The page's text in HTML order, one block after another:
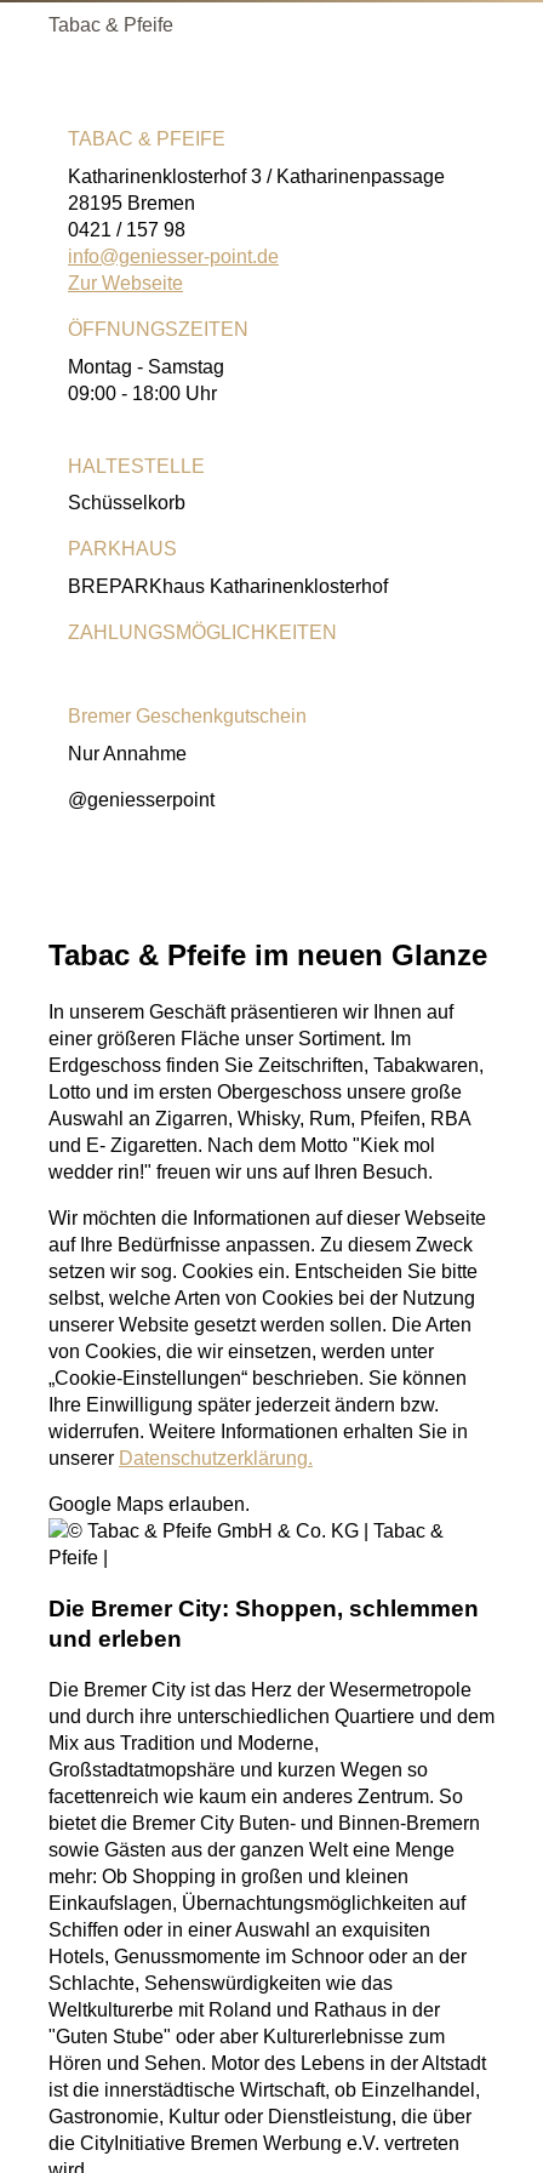
Tabac & Pfeife
TABAC & PFEIFE
Katharinenklosterhof 3 / Katharinenpassage
28195 Bremen
0421 / 157 98
info@geniesser-point.de
Zur Webseite
ÖFFNUNGSZEITEN
Montag - Samstag
09:00 - 18:00 Uhr
HALTESTELLE
Schüsselkorb
PARKHAUS
BREPARKhaus Katharinenklosterhof
ZAHLUNGSMÖGLICHKEITEN
Bremer Geschenkgutschein
Nur Annahme
@geniesserpoint
Tabac & Pfeife im neuen Glanze
In unserem Geschäft präsentieren wir Ihnen auf
einer größeren Fläche unser Sortiment. Im
Erdgeschoss finden Sie Zeitschriften, Tabakwaren,
Lotto und im ersten Obergeschoss unsere große
Auswahl an Zigarren, Whisky, Rum, Pfeifen, RBA
und E- Zigaretten. Nach dem Motto "Kiek mol
wedder rin!" freuen wir uns auf Ihren Besuch.
Wir möchten die Informationen auf dieser Webseite
auf Ihre Bedürfnisse anpassen. Zu diesem Zweck
setzen wir sog. Cookies ein. Entscheiden Sie bitte
selbst, welche Arten von Cookies bei der Nutzung
unserer Website gesetzt werden sollen. Die Arten
von Cookies, die wir einsetzen, werden unter
„Cookie-Einstellungen“ beschrieben. Sie können
Ihre Einwilligung später jederzeit ändern bzw.
widerrufen. Weitere Informationen erhalten Sie in
unserer Datenschutzerklärung.
Google Maps erlauben.
Die Bremer City: Shoppen, schlemmen
und erleben
Die Bremer City ist das Herz der Wesermetropole
und durch ihre unterschiedlichen Quartiere und dem
Mix aus Tradition und Moderne,
Großstadtatmopshäre und kurzen Wegen so
facettenreich wie kaum ein anderes Zentrum. So
bietet die Bremer City Buten- und Binnen-Bremern
sowie Gästen aus der ganzen Welt eine Menge
mehr: Ob Shopping in großen und kleinen
Einkaufslagen, Übernachtungsmöglichkeiten auf
Schiffen oder in einer Auswahl an exquisiten
Hotels, Genussmomente im Schnoor oder an der
Schlachte, Sehenswürdigkeiten wie das
Weltkulturerbe mit Roland und Rathaus in der
"Guten Stube" oder aber Kulturerlebnisse zum
Hören und Sehen. Motor des Lebens in der Altstadt
ist die innerstädtische Wirtschaft, ob Einzelhandel,
Gastronomie, Kultur oder Dienstleistung, die über
die CityInitiative Bremen Werbung e.V. vertreten